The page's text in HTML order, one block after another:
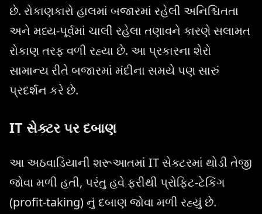
છે. રોકાણકારો હાલમાં બજારમાં રહેલી અનિશ્ચિતતા
અને મધ્ય-પૂર્વમાં ચાલી રહેલા તણાવને કારણે સલામત
રોકાણ તરફ વળી રહ્યા છે. આ પ્રકારના શેરો
સામાન્ય રીતે બજારમાં મંદીના સમયે પણ સારું
પ્રદર્શન કરે છે.
IT સેક્ટર પર દબાણ
આ અઠવાડિયાની શરૂઆતમાં IT સેક્ટરમાં થોડી તેજી
જોવા મળી હતી, પરંતુ હવે ફરીથી પ્રોફિટ-ટેકિંગ
(profit-taking) નું દબાણ જોવા મળી રહ્યું છે.